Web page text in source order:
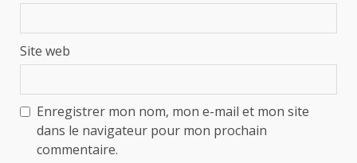
Site web
Enregistrer mon nom, mon e-mail et mon site
dans le navigateur pour mon prochain
commentaire.